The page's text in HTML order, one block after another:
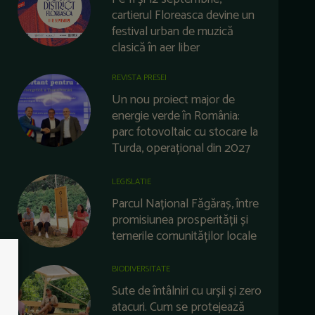
cartierul Floreasca devine un
festival urban de muzică
clasică în aer liber
REVISTA PRESEI
Un nou proiect major de
energie verde în România:
parc fotovoltaic cu stocare la
Turda, operațional din 2027
LEGISLATIE
Parcul Național Făgăraș, între
promisiunea prosperității și
temerile comunităților locale
BIODIVERSITATE
Sute de întâlniri cu urșii și zero
atacuri. Cum se protejează